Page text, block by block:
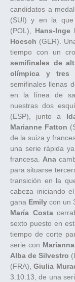
candidatos a
(SUI) y en la que
(POL), Hans-Inge
Hoesch (GER).
tiempo con un
semifinales de
olímpica y tres
semifinales llenas
en la línea de
nuestras dos
(ESP), junto a
Marianne Fatton
de la suiza y
una serie rápida
francesa. Ana
para situarse
transición en la
cabeza iniciando
gana Emily con un
María Costa
sexto puesto en
tiempo de corte
serie con
Alba de Silvestro
(FRA),Giulia
3.10.13, de una